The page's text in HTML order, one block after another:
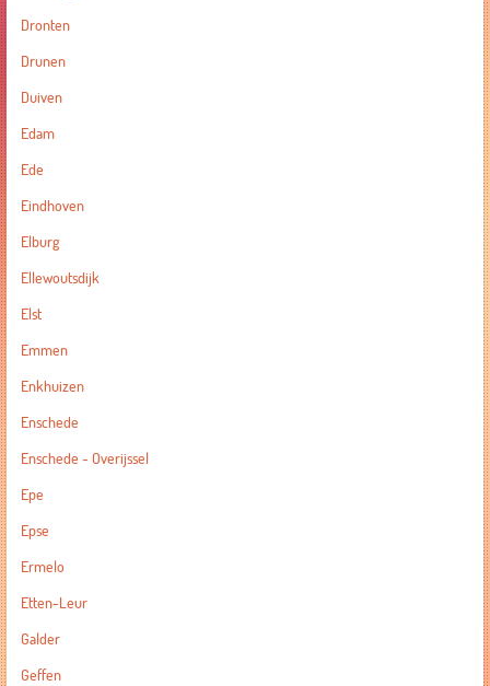
Dronten
Drunen
Duiven
Edam
Ede
Eindhoven
Elburg
Ellewoutsdijk
Elst
Emmen
Enkhuizen
Enschede
Enschede - Overijssel
Epe
Epse
Ermelo
Etten-Leur
Galder
Geffen